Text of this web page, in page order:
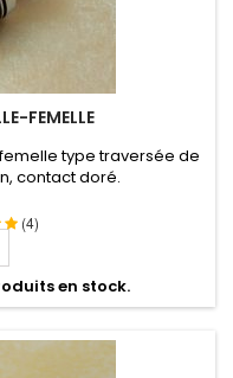
FEMELLE
(4)
type traversée de
contact doré.
en stock.